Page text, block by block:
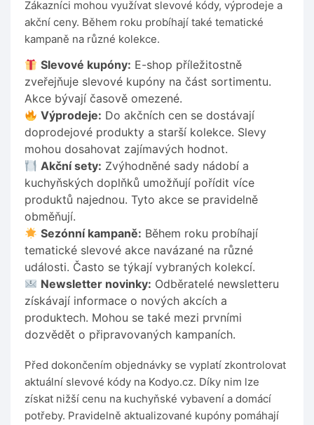
Zákazníci mohou využívat slevové kódy, výprodeje a
akční ceny. Během roku probíhají také tematické
kampaně na různé kolekce.
Slevové kupóny: E-shop příležitostně
zveřejňuje slevové kupóny na část sortimentu.
Akce bývají časově omezené.
Výprodeje: Do akčních cen se dostávají
doprodejové produkty a starší kolekce. Slevy
mohou dosahovat zajímavých hodnot.
Akční sety: Zvýhodněné sady nádobí a
kuchyňských doplňků umožňují pořídit více
produktů najednou. Tyto akce se pravidelně
obměňují.
Sezónní kampaně: Během roku probíhají
tematické slevové akce navázané na různé
události. Často se týkají vybraných kolekcí.
Newsletter novinky: Odběratelé newsletteru
získávají informace o nových akcích a
produktech. Mohou se také mezi prvními
dozvědět o připravovaných kampaních.
Před dokončením objednávky se vyplatí zkontrolovat
aktuální slevové kódy na Kodyo.cz. Díky nim lze
získat nižší cenu na kuchyňské vybavení a domácí
potřeby. Pravidelně aktualizované kupóny pomáhají